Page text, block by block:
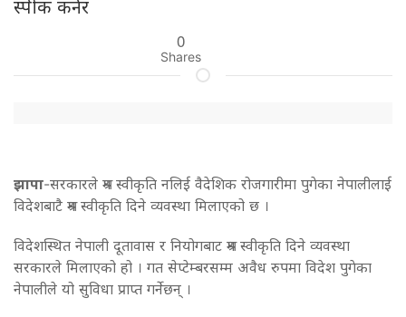
स्पीक कर्नर
0
Shares
झापा-सरकारले श्रम स्वीकृति नलिई वैदेशिक रोजगारीमा पुगेका नेपालीलाई
विदेशबाटै श्रम स्वीकृति दिने व्यवस्था मिलाएको छ ।
विदेशस्थित नेपाली दूतावास र नियोगबाट श्रम स्वीकृति दिने व्यवस्था
सरकारले मिलाएको हो । गत सेप्टेम्बरसम्म अवैध रुपमा विदेश पुगेका
नेपालीले यो सुविधा प्राप्त गर्नेछन् ।